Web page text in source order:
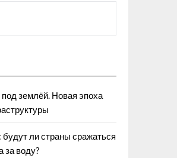
землёй. Новая эпоха
ли страны сражаться
за воду?